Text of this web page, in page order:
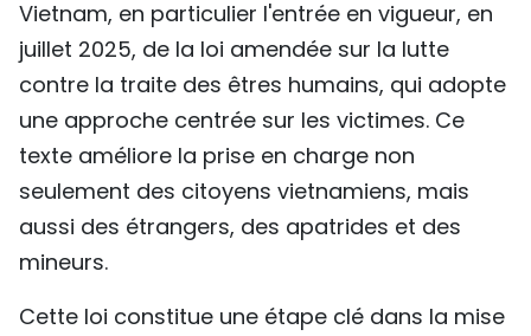
Vietnam, en particulier l'entrée en vigueur, en
juillet 2025, de la loi amendée sur la lutte
contre la traite des êtres humains, qui adopte
une approche centrée sur les victimes. Ce
texte améliore la prise en charge non
seulement des citoyens vietnamiens, mais
aussi des étrangers, des apatrides et des
mineurs.
Cette loi constitue une étape clé dans la mise